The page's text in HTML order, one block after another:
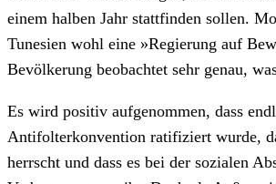
einem halben Jahr stattfinden sollen.
Tunesien wohl eine »Regierung auf
Bevölkerung beobachtet sehr genau,
Es wird positiv aufgenommen, dass
Antifolterkonvention ratifiziert wurde,
herrscht und dass es bei der sozialen